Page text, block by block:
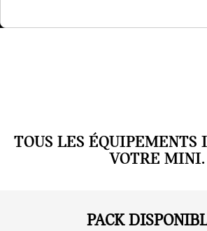
TOUS LES ÉQUIPEMENTS
VOTRE MINI.
PACK